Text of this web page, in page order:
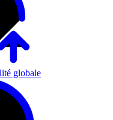
globale